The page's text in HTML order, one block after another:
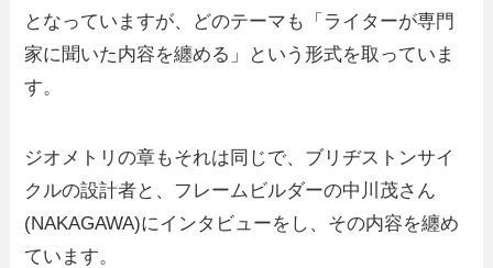
となっていますが、どのテーマも「ライターが専門
家に聞いた内容を纏める」という形式を取っていま
す。
ジオメトリの章もそれは同じで、ブリヂストンサイ
クルの設計者と、フレームビルダーの中川茂さん
(NAKAGAWA)にインタビューをし、その内容を纏め
ています。